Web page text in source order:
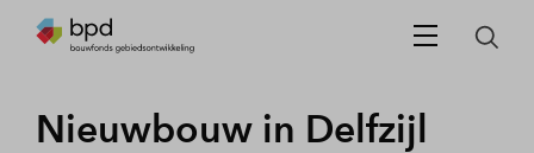
Nieuwbouw in Delfzijl